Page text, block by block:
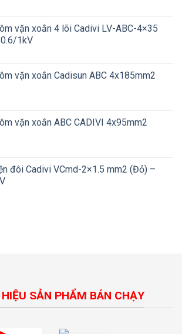
vặn xoắn 4 lõi Cadivi LV-ABC-4×35
1kV
vặn xoắn Cadisun ABC 4x185mm2
vặn xoắn ABC CADIVI 4x95mm2
đôi Cadivi VCmd-2×1.5 mm2 (Đỏ) –
SẢN PHẨM BÁN CHẠY